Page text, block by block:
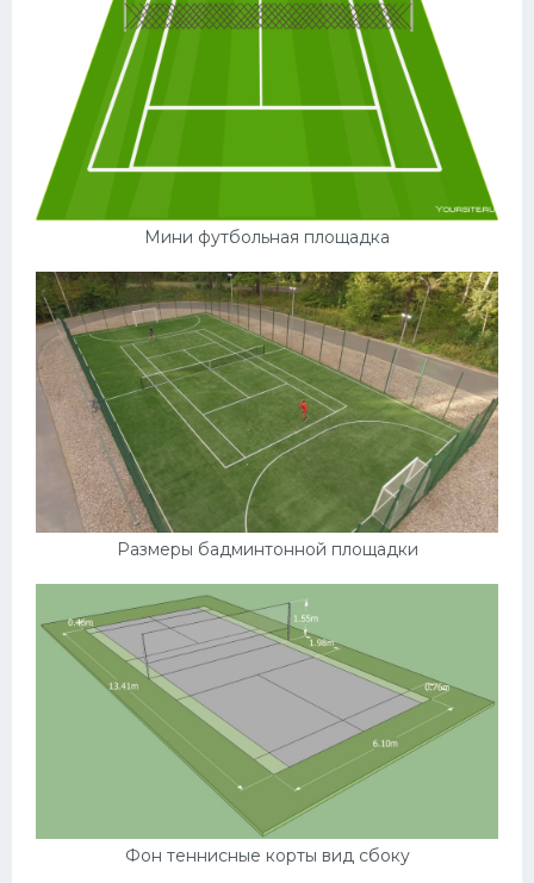
Мини футбольная площадка
Размеры бадминтонной площадки
Фон теннисные корты вид сбоку